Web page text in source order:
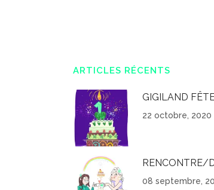
ARTICLES RÉCENTS
GIGILAND
22 octobre, 2020
RENCONTRE/
08 septembre,